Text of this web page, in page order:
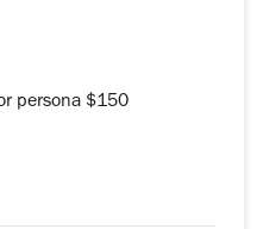
persona $150